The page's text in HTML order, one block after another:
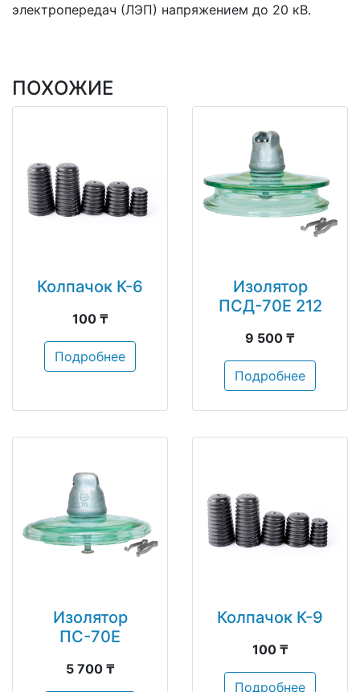
электропередач (ЛЭП) напряжением до 20 кВ.
ПОХОЖИЕ
Колпачок К-6
100 ₸
Подробнее
Изолятор
ПСД-70Е 212
9 500 ₸
Подробнее
Изолятор
ПС-70Е
5 700 ₸
Колпачок К-9
100 ₸
Подробнее